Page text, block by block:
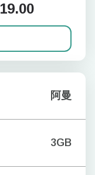
19.00
阿曼
3GB